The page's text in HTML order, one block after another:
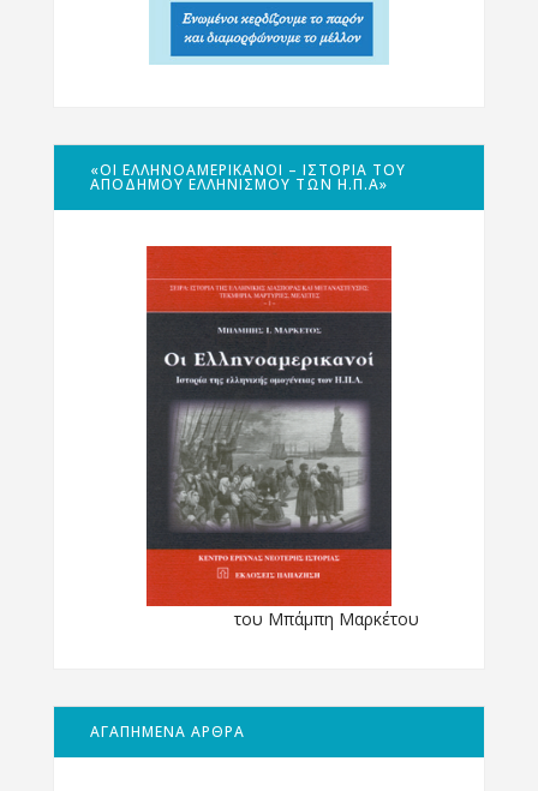
«ΟΙ ΕΛΛΗΝΟΑΜΕΡΙΚΑΝΟΊ – ΙΣΤΟΡΊΑ ΤΟΥ
ΑΠΌΔΗΜΟΥ ΕΛΛΗΝΙΣΜΟΎ ΤΩΝ Η.Π.Α»
του Μπάμπη Μαρκέτου
ΑΓΑΠΗΜΕΝΑ ΑΡΘΡΑ